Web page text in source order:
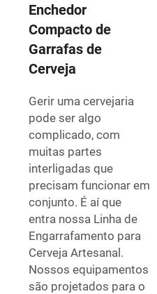
Enchedor
Compacto de
Garrafas de
Cerveja
Gerir uma cervejaria
pode ser algo
complicado, com
muitas partes
interligadas que
precisam funcionar em
conjunto. É aí que
entra nossa Linha de
Engarrafamento para
Cerveja Artesanal.
Nossos equipamentos
são projetados para o